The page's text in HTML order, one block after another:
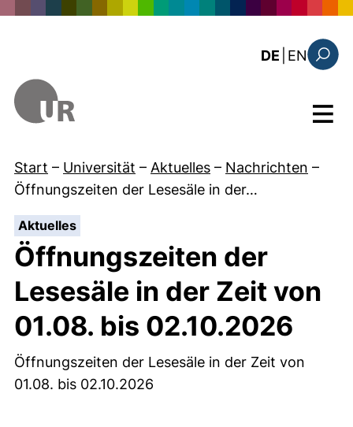
DE EN: the
Menü
Start – Universität – Aktuelles – Nachrichten –
Öffnungszeiten der Lesesäle in der…
Aktuelles:
Öffnungszeiten der
Lesesäle in der Zeit von
01.08. bis 02.10.2026
Öffnungszeiten der Lesesäle in der Zeit von
01.08. bis 02.10.2026